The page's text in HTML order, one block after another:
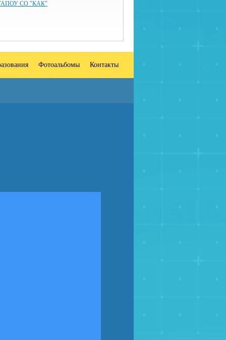
СО "КАК"
Фотоальбомы Контакты